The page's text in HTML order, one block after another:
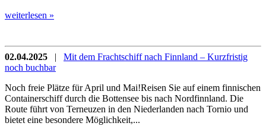
weiterlesen »
02.04.2025 | Mit dem Frachtschiff nach Finnland – Kurzfristig
noch buchbar
Noch freie Plätze für April und Mai!Reisen Sie auf einem finnischen
Containerschiff durch die Bottensee bis nach Nordfinnland. Die
Route führt von Terneuzen in den Niederlanden nach Tornio und
bietet eine besondere Möglichkeit,...